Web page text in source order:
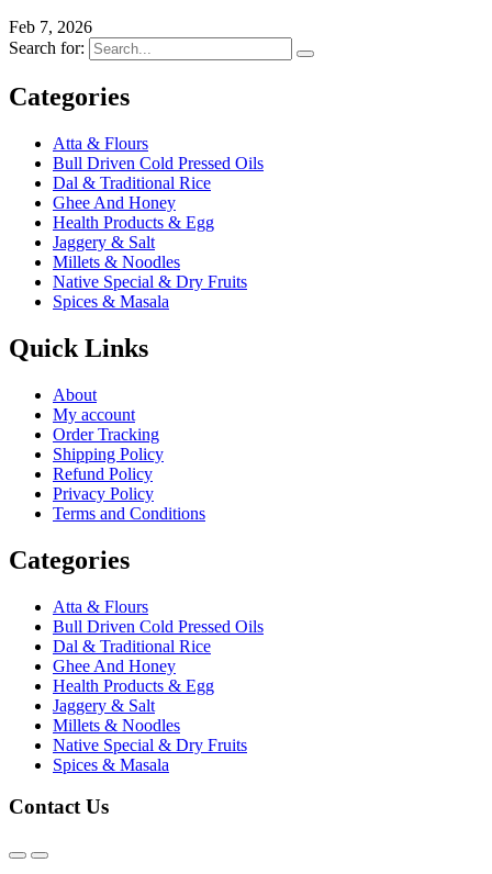
Feb 7, 2026
Search for:
Categories
Atta & Flours
Bull Driven Cold Pressed Oils
Dal & Traditional Rice
Ghee And Honey
Health Products & Egg
Jaggery & Salt
Millets & Noodles
Native Special & Dry Fruits
Spices & Masala
Quick Links
About
My account
Order Tracking
Shipping Policy
Refund Policy
Privacy Policy
Terms and Conditions
Categories
Atta & Flours
Bull Driven Cold Pressed Oils
Dal & Traditional Rice
Ghee And Honey
Health Products & Egg
Jaggery & Salt
Millets & Noodles
Native Special & Dry Fruits
Spices & Masala
Contact Us